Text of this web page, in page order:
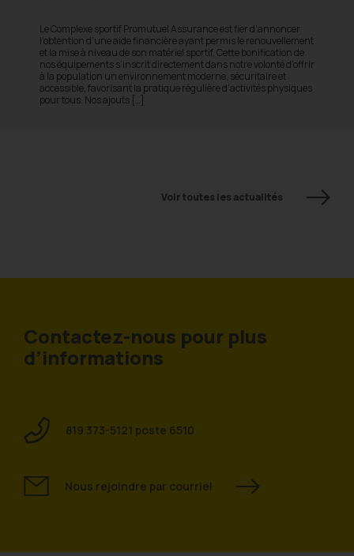
Le Complexe sportif Promutuel Assurance est fier d’annoncer
l’obtention d’une aide financière ayant permis le renouvellement
et la mise à niveau de son matériel sportif. Cette bonification de
nos équipements s’inscrit directement dans notre volonté d’offrir
à la population un environnement moderne, sécuritaire et
accessible, favorisant la pratique régulière d’activités physiques
pour tous. Nos ajouts […]
Voir toutes les actualités
Contactez-nous pour plus
d’informations
819 373-5121 poste 6510
Nous rejoindre par courriel